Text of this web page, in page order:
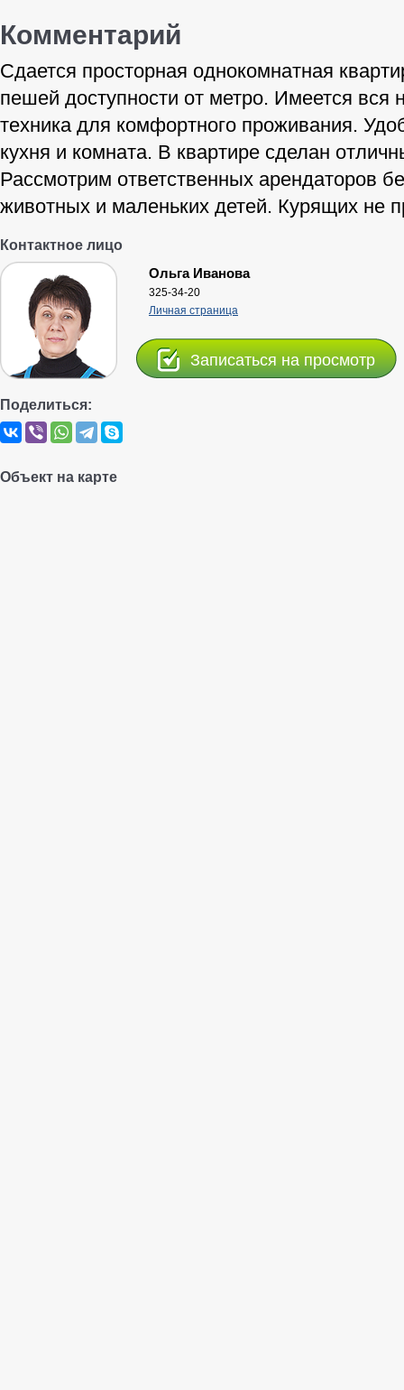
Комментарий
Сдается просторная однокомнатная
пешей доступности от метро. Имеется вся
техника для комфортного проживания.
кухня и комната. В квартире сделан
Рассмотрим ответственных арендаторов
животных и маленьких детей. Курящих не
Контактное лицо
Ольга Иванова
325-34-20
Личная страница
Записаться на просмотр
Поделиться:
Объект на карте